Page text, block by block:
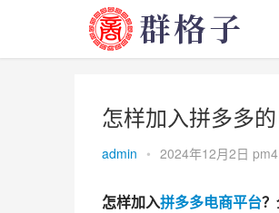
怎样加入拼多多
admin • 2024年12月2日
怎样加入拼多多电商平台